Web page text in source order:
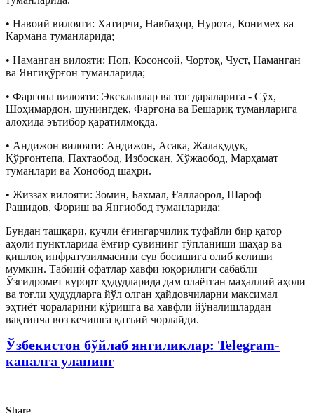
• Навоий вилояти: Хатирчи, Навбаҳор, Нурота, Конимех ва
Кармана туманларида;
• Наманган вилояти: Поп, Косонсой, Чортоқ, Чуст, Наманган
ва Янгиқўрғон туманларида;
• Фарғона вилояти: Эксклавлар ва тоғ дараларига - Сўх,
Шоҳимардон, шунингдек, Фарғона ва Бешариқ туманларига
алоҳида эътибор қаратилмоқда.
• Андижон вилояти: Андижон, Асака, Жалақудуқ,
Қўрғонтепа, Пахтаобод, Избоскан, Хўжаобод, Марҳамат
туманлари ва Хонобод шаҳри.
• Жиззах вилояти: Зомин, Бахмал, Ғаллаорол, Шароф
Рашидов, Фориш ва Янгиобод туманларида;
Бундан ташқари, кучли ёғингарчилик туфайли бир қатор
аҳоли пунктларида ёмғир сувининг тўпланиши шаҳар ва
қишлоқ инфратузилмасини сув босишига олиб келиши
мумкин. Табиий офатлар хавфи юқорилиги сабабли
Ўзгидромет курорт ҳудудларида дам олаётган маҳаллий аҳоли
ва тоғли ҳудудларга йўл олган ҳайдовчиларни максимал
эҳтиёт чораларини кўришга ва хавфли йўналишлардан
вақтинча воз кечишга қатъий чорлайди.
Ўзбекистон бўйлаб янгиликлар: Telegram-
каналга уланинг
Share